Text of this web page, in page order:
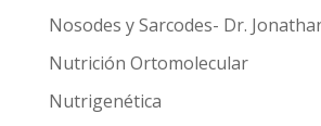
Nosodes y Sarcodes- Dr.
Nutrición Ortomolecular
Nutrigenética